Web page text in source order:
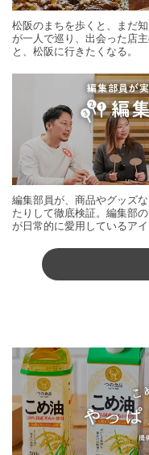
松阪のまちを歩くと、まだ
が一人で巡り、出会った店
と、松阪に行きたくなる。
編集部員が、商品やグッズ
たりして徹底検証。編集部
が日常的に愛用しているア